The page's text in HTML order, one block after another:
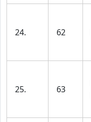
24. 62
25. 63